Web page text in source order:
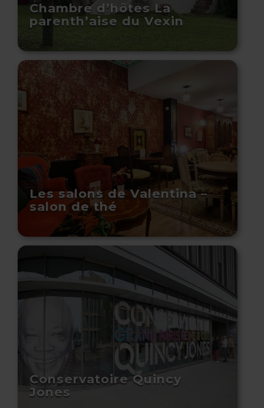
Chambre d’hôtes La
parenth’aise du Vexin
Les salons de Valentina –
salon de thé
Conservatoire Quincy
Jones